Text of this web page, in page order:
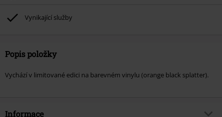
Vynikající služby
Popis položky
Vychází v limitované edici na barevném vinylu (orange black splatter).
Informace